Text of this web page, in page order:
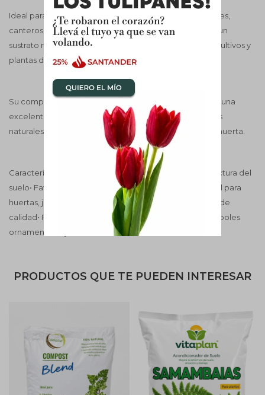
Ideal para utilizar en huertas, plantas en macetas, jardines,
canteros y árboles ornamentales o frutales, brindando un
sustrato más fértil y saludable para diferentes tipos de cultivos y
plantas decorativas.
Su composición orgánica y sustentable lo convierte en una
excelente opción para quienes buscan alternativas más
naturales y responsables para el cuidado del jardín y la huerta.
Características:• Compost 100% natural• Mejora la estructura del
suelo• Favorece la retención de agua y nutrientes• Ideal para
huertas, jardines y macetas• Acondicionador de suelos de
calidad• Producto orgánico y sustentable• Apto para árboles
ornamentales y frutales
PRODUCTOS QUE TE PUEDEN INTERESAR